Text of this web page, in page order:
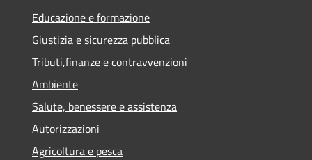
Educazione e formazione
Giustizia e sicurezza pubblica
Tributi,finanze e contravvenzioni
Ambiente
Salute, benessere e assistenza
Autorizzazioni
Agricoltura e pesca